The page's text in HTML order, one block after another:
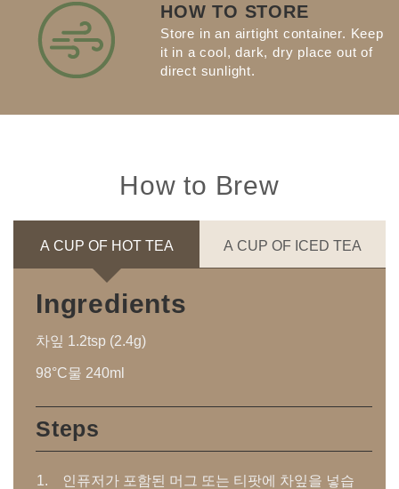
HOW TO STORE
Store in an airtight container. Keep
it in a cool, dark, dry place out of
direct sunlight.
How to Brew
A CUP OF HOT TEA A CUP OF ICED TEA
Ingredients
차잎 1.2tsp (2.4g)
98°C물 240ml
Steps
인퓨저가 포함된 머그 또는 티팟에 차잎을 넣습